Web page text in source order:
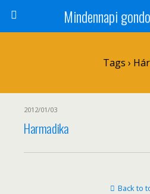
Mindennapi
Tags ›
2012/01/03
Harmadika
Back to